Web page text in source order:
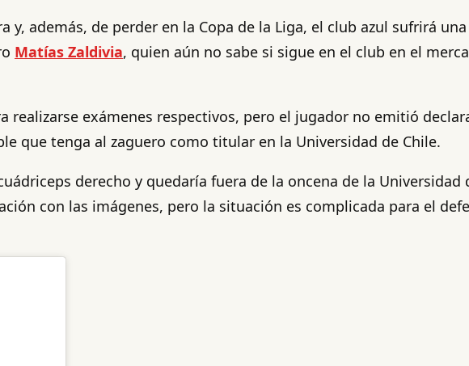
y, además, de perder en la Copa de la Liga, el club azul sufrirá
Matías Zaldivia, quien aún no sabe si sigue en el club en el
realizarse exámenes respectivos, pero el jugador no emitió
que tenga al zaguero como titular en la Universidad de Chile.
derecho y quedaría fuera de la oncena de la Universidad
con las imágenes, pero la situación es complicada para el